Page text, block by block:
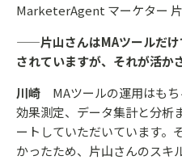
MarketerAgent マーケター
——片山さんはMAツールだけ
されていますが、それが活か
川崎 MAツールの運用はも
効果測定、データ集計と分析
ートしていただいています。
かったため、片山さんのスキ